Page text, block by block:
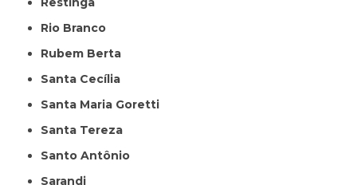
Rio Branco
Rubem Berta
Santa Cecília
Santa Maria Goretti
Santa Tereza
Santo Antônio
Sarandi